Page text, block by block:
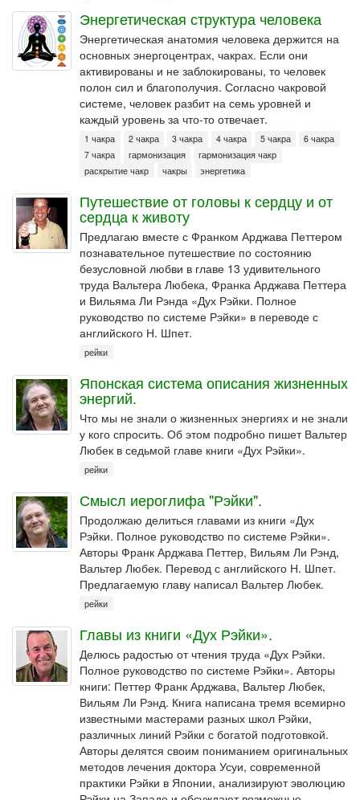
Энергетическая структура человека
Энергетическая анатомия человека держится на
основных энергоцентрах, чакрах. Если они
активированы и не заблокированы, то человек
полон сил и благополучия. Согласно чакровой
системе, человек разбит на семь уровней и
каждый уровень за что-то отвечает.
1 чакра 2 чакра 3 чакра 4 чакра 5 чакра
6 чакра
7 чакра
гармонизация
гармонизация чакр
раскрытие чакр
чакры энергетика
Путешествие от головы к сердцу и от
сердца к животу
Предлагаю вместе с Франком Арджава Петтером
познавательное путешествие по состоянию
безусловной любви в главе 13 удивительного
труда Вальтера Любека, Франка Арджава Петтера
и Вильяма Ли Рэнда «Дух Рэйки. Полное
руководство по системе Рэйки» в переводе с
английского Н. Шпет.
рейки
Японская система описания жизненных
энергий.
Что мы не знали о жизненных энергиях и не знали
у кого спросить. Об этом подробно пишет Вальтер
Любек в седьмой главе книги «Дух Рэйки».
рейки
Смысл иероглифа "Рэйки".
Продолжаю делиться главами из книги «Дух
Рэйки. Полное руководство по системе Рэйки».
Авторы Франк Арджава Петтер, Вильям Ли Рэнд,
Вальтер Любек. Перевод с английского Н. Шпет.
Предлагаемую главу написал Вальтер Любек.
рейки
Главы из книги «Дух Рэйки».
Делюсь радостью от чтения труда «Дух Рэйки.
Полное руководство по системе Рэйки». Авторы
книги: Петтер Франк Арджава, Вальтер Любек,
Вильям Ли Рэнд. Книга написана тремя всемирно
известными мастерами разных школ Рэйки,
различных линий Рэйки с богатой подготовкой.
Авторы делятся своим пониманием оригинальных
методов лечения доктора Усуи, современной
практики Рэйки в Японии, анализируют эволюцию